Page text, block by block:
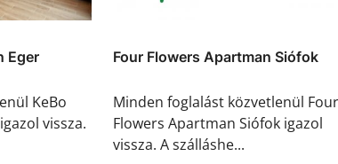
Eger
KeBo
vissza.
Four Flowers Apartman Siófok
Minden foglalást közvetlenül Four
Flowers Apartman Siófok igazol
vissza. A szálláshe...